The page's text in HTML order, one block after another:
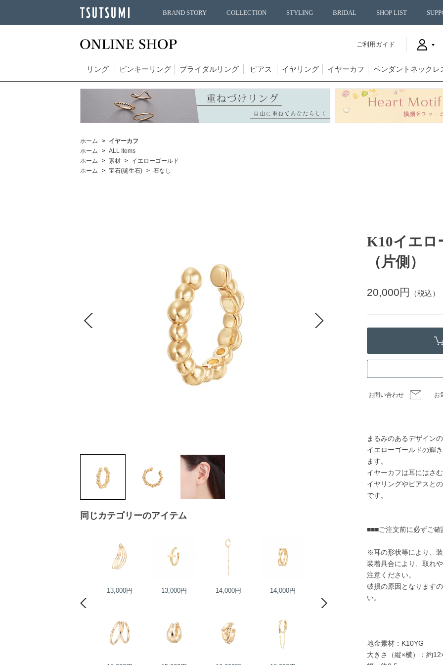
BRAND STORY COLLECTION STYLING BRIDAL SHOP LIST
ご利用ガイド
リング ピンキーリング ブライダルリング ピアス イヤリング イヤーカフ ペンダントネックレ
ホーム
イヤーカフ
ホーム
ALL Items
ホーム
素材
イエローゴールド
ホーム
宝石(誕生石) 石なし
同じカテゴリーのアイテム
13,000円 13,000円 14,000円 14,000円 16,000円 17,000円
K10イエロ
（片側）
20,000円 （税込）
お問い合わせ お
まるみのあるデザイン
イエローゴールドの輝
ます。
イヤーカフは耳にはさ
イヤリングやピアスと
です。
■■■ご注文前に必ずご
※耳の形状等により、
装着具合により、取れ
注意ください。
破損の原因となります
い。
地金素材：K10YG
大きさ（縦×横）：約